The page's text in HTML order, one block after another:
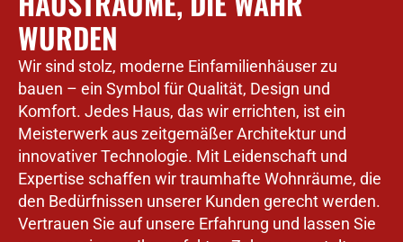
WURDEN
Wir sind stolz, moderne Einfamilienhäuser zu
bauen – ein Symbol für Qualität, Design und
Komfort. Jedes Haus, das wir errichten, ist ein
Meisterwerk aus zeitgemäßer Architektur und
innovativer Technologie. Mit Leidenschaft und
Expertise schaffen wir traumhafte Wohnräume, die
den Bedürfnissen unserer Kunden gerecht werden.
Vertrauen Sie auf unsere Erfahrung und lassen Sie